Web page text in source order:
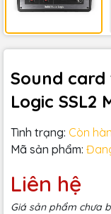
Sound
Logic SSL2
Tình trạng: Còn
Mã sản phẩm:
Liên hệ
Giá sản phẩm chưa